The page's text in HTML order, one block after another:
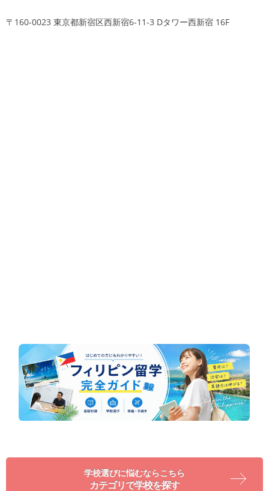
〒160-0023 東京都新宿区西新宿6-11-3 Dタワー西新宿 16F
学校選びに悩むならこちら
カテゴリで学校を探す